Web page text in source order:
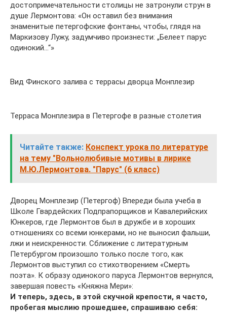
достопримечательности столицы не затронули струн в
душе Лермонтова: «Он оставил без внимания
знаменитые петергофские фонтаны, чтобы, глядя на
Маркизову Лужу, задумчиво произнести: „Белеет парус
одинокий…“»
Вид Финского залива с террасы дворца Монплезир
Терраса Монплезира в Петергофе в разные столетия
Читайте также: Конспект урока по литературе
на тему "Вольнолюбивые мотивы в лирике
М.Ю.Лермонтова. "Парус" (6 класс)
Дворец Монплезир (Петергоф) Впереди была учеба в
Школе Гвардейских Подпрапорщиков и Кавалерийских
Юнкеров, где Лермонтов был в дружбе и в хороших
отношениях со всеми юнкерами, но не выносил фальши,
лжи и неискренности. Сближение с литературным
Петербургом произошло только после того, как
Лермонтов выступил со стихотворением «Смерть
поэта». К образу одинокого паруса Лермонтов вернулся,
завершая повесть «Княжна Мери»:
И теперь, здесь, в этой скучной крепости, я часто,
пробегая мыслию прошедшее, спрашиваю себя: